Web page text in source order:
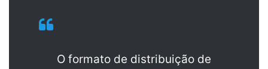
O formato de distribuição de